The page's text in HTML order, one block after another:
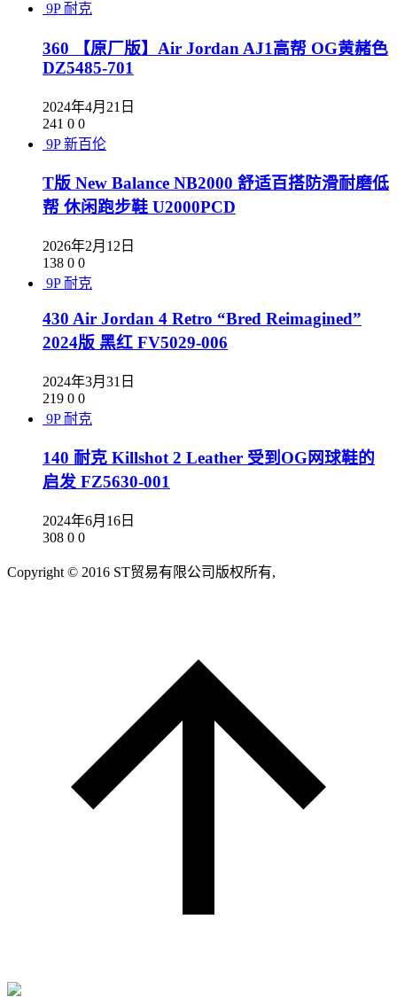
9P 耐克
360 【原厂版】Air Jordan AJ1高帮 OG黄赭色
DZ5485-701
2024年4月21日
241 0 0
9P 新百伦
T版 New Balance NB2000 舒适百搭防滑耐磨低
帮 休闲跑步鞋 U2000PCD
2026年2月12日
138 0 0
9P 耐克
430 Air Jordan 4 Retro “Bred Reimagined”
2024版 黑红 FV5029-006
2024年3月31日
219 0 0
9P 耐克
140 耐克 Killshot 2 Leather 受到OG网球鞋的
启发 FZ5630-001
2024年6月16日
308 0 0
Copyright © 2016 ST贸易有限公司版权所有,